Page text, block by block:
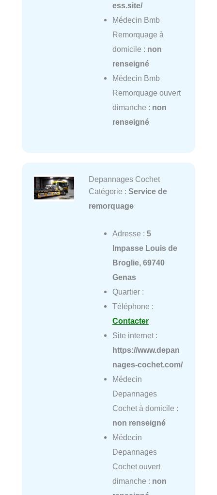
ess.site/
Médecin Bmb
Remorquage à
domicile : non
renseigné
Médecin Bmb
Remorquage ouvert
dimanche : non
renseigné
Depannages Cochet
Catégorie : Service de
remorquage
Adresse : 5
Impasse Louis de
Broglie, 69740
Genas
Quartier :
Téléphone :
Contacter
Site internet :
https://www.depan
nages-cochet.com/
Médecin
Depannages
Cochet à domicile :
non renseigné
Médecin
Depannages
Cochet ouvert
dimanche : non